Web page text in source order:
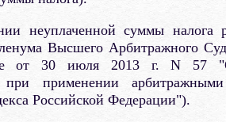
неуплаченной суммы налога
Высшего Арбитражного
от 30 июля 2013 г. N 57
при применении
Российской Федерации").